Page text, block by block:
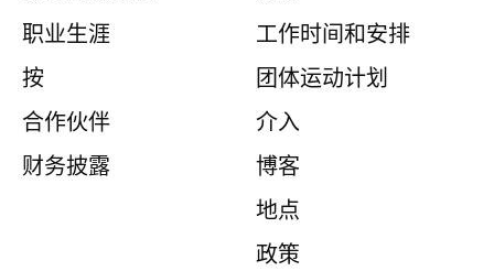
职业生涯
按
合作伙伴
财务披露
工作时间和安排
团体运动计划
介入
博客
地点
政策